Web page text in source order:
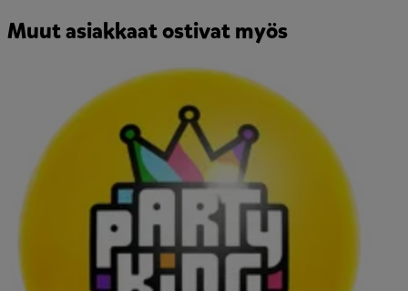
Muut asiakkaat ostivat myös